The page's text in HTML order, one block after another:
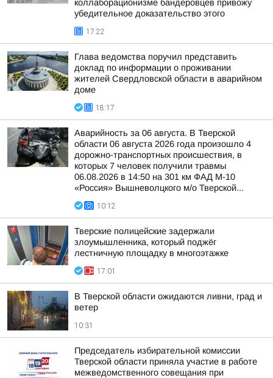
коллаборационизме бандеровцев привожу
убедительное доказательство этого
17:22
Глава ведомства поручил представить
доклад по информации о проживании
жителей Свердловской области в аварийном
доме
18:17
Аварийность за 06 августа. В Тверской
области 06 августа 2026 года произошло 4
дорожно-транспортных происшествия, в
которых 7 человек получили травмы
06.08.2026 в 14:50 на 301 км ФАД М-10
«Россия» Вышневолцкого м/о Тверской...
10:12
Тверские полицейские задержали
злоумышленника, который поджёг
лестничную площадку в многоэтажке
17:01
В Тверской области ожидаются ливни, град и
ветер
10:31
Председатель избирательной комиссии
Тверской области приняла участие в работе
межведомственного совещания при